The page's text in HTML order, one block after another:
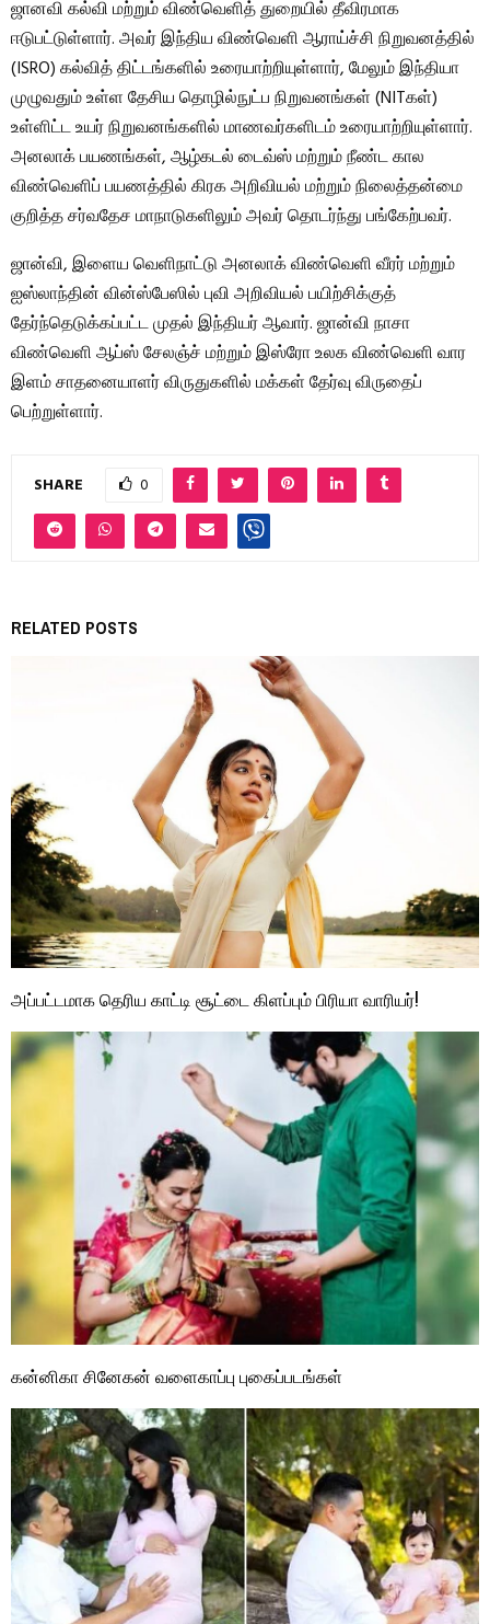
ஜானவி கல்வி மற்றும் விண்வெளித் துறையில் தீவிரமாக
ஈடுபட்டுள்ளார். அவர் இந்திய விண்வெளி ஆராய்ச்சி நிறுவனத்தில்
(ISRO) கல்வித் திட்டங்களில் உரையாற்றியுள்ளார், மேலும் இந்தியா
முழுவதும் உள்ள தேசிய தொழில்நுட்ப நிறுவனங்கள் (NITகள்)
உள்ளிட்ட உயர் நிறுவனங்களில் மாணவர்களிடம் உரையாற்றியுள்ளார்.
அனலாக் பயணங்கள், ஆழ்கடல் டைவ்ஸ் மற்றும் நீண்ட கால
விண்வெளிப் பயணத்தில் கிரக அறிவியல் மற்றும் நிலைத்தன்மை
குறித்த சர்வதேச மாநாடுகளிலும் அவர் தொடர்ந்து பங்கேற்பவர்.
ஜான்வி, இளைய வெளிநாட்டு அனலாக் விண்வெளி வீரர் மற்றும்
ஐஸ்லாந்தின் வின்ஸ்பேஸில் புவி அறிவியல் பயிற்சிக்குத்
தேர்ந்தெடுக்கப்பட்ட முதல் இந்தியர் ஆவார். ஜான்வி நாசா
விண்வெளி ஆப்ஸ் சேலஞ்ச் மற்றும் இஸ்ரோ உலக விண்வெளி வார
இளம் சாதனையாளர் விருதுகளில் மக்கள் தேர்வு விருதைப்
பெற்றுள்ளார்.
SHARE 0
RELATED POSTS
அப்பட்டமாக தெரிய காட்டி சூட்டை கிளப்பும் பிரியா வாரியர்!
கன்னிகா சினேகன் வளைகாப்பு புகைப்படங்கள்